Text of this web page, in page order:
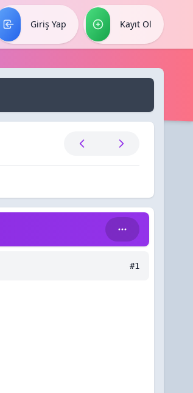
Giriş Yap Kayıt Ol
#1